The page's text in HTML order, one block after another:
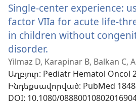
Single-center experience:
factor VIIa for acute life-
in children without
disorder.
է
նոր
պատուհան)
Yilmaz D, Karapinar B, Balkan C,
Աղբյուր‎: Pediatr Hematol Oncol
Ինդեքսավորված‎: PubMed
DOI‎: 10.1080/